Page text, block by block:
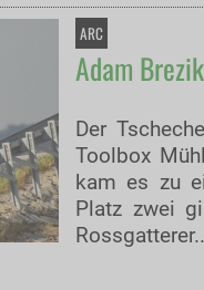
ARC
Adam
Der
Toolbox
kam es zu
Platz zwei